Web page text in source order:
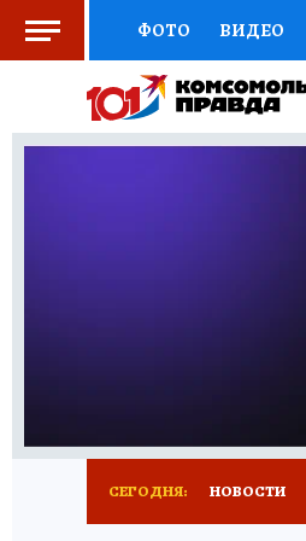
ФОТО ВИДЕО
СОЦПОДДЕРЖКА
НАЦИОНАЛЬНЫЕ
СЕГОДНЯ: НОВОСТИ